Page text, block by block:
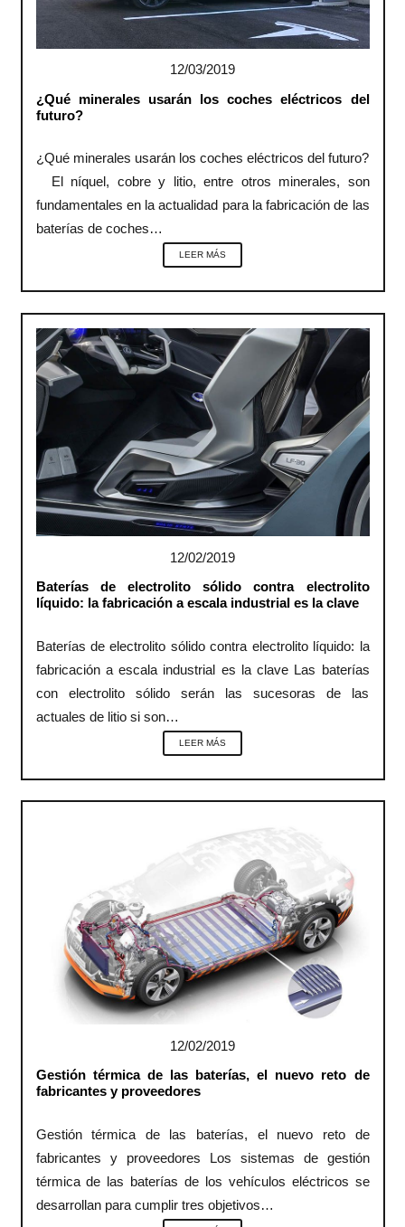
12/03/2019
¿Qué minerales usarán los coches eléctricos del
futuro?
¿Qué minerales usarán los coches eléctricos del futuro?
El níquel, cobre y litio, entre otros minerales, son
fundamentales en la actualidad para la fabricación de las
baterías de coches…
LEER MÁS
12/02/2019
Baterías de electrolito sólido contra electrolito
líquido: la fabricación a escala industrial es la clave
Baterías de electrolito sólido contra electrolito líquido: la
fabricación a escala industrial es la clave Las baterías
con electrolito sólido serán las sucesoras de las
actuales de litio si son…
LEER MÁS
12/02/2019
Gestión térmica de las baterías, el nuevo reto de
fabricantes y proveedores
Gestión térmica de las baterías, el nuevo reto de
fabricantes y proveedores Los sistemas de gestión
térmica de las baterías de los vehículos eléctricos se
desarrollan para cumplir tres objetivos…